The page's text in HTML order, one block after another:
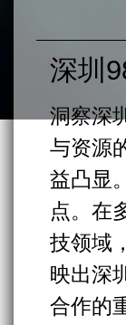
深圳
洞察深
与资源
益凸显
点。在
技领域
映出深
合作的